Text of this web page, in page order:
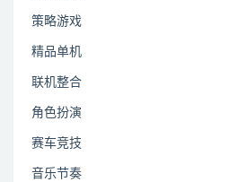
策略游戏
精品单机
联机整合
角色扮演
赛车竞技
音乐节奏